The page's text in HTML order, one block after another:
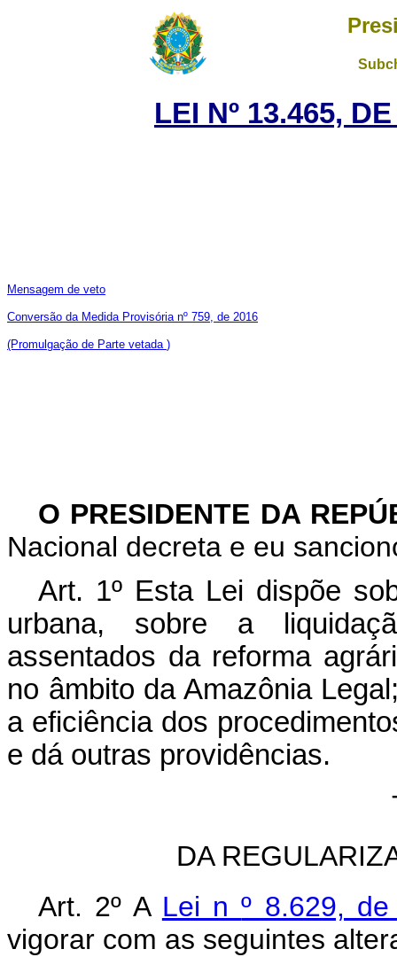
LEI Nº 13.465,
Mensagem de veto
Conversão da Medida Provisória nº 759, de 2016
(Promulgação de Parte vetada )
O PRESIDENTE DA
Nacional decreta e eu
Art. 1º Esta Lei dispõe
urbana, sobre a
assentados da reforma
no âmbito da Amazônia
a eficiência dos
e dá outras providências.
DA
Art. 2º A Lei nº 8.629,
vigorar com as seguintes